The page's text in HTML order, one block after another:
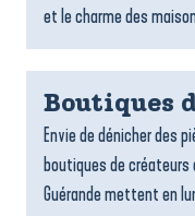
et le charme des
Boutiques
Envie de dénicher des
boutiques de créateurs
Guérande mettent en